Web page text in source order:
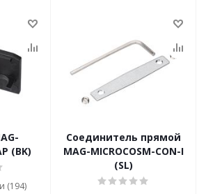
(BK)
(194)
Соединитель прямой
MAG-MICROCOSM-CON-I
(SL)